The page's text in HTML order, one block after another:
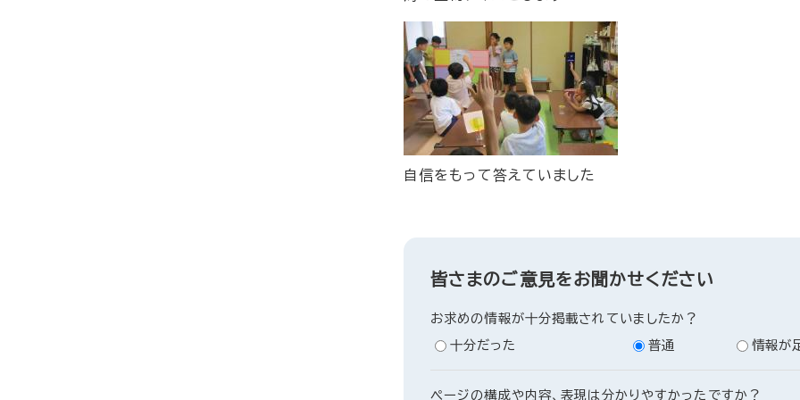
自信をもって答えていました
皆さまのご意見をお聞かせください
お求めの情報が十分掲載されていましたか？
十分だった
普通 情報が
ページの構成や内容、表現は分かりやすかったですか？